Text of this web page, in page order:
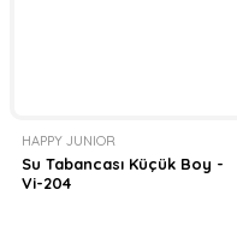
HAPPY JUNIOR
Su Tabancası Küçük Boy -
Vi-204